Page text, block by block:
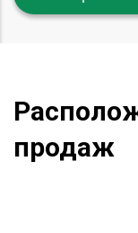
продаж